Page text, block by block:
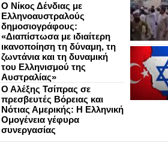
Ο Νίκος Δένδιας με
Ελληνοαυστραλούς
δημοσιογράφους:
«Διαπίστωσα με ιδιαίτερη
ικανοποίηση τη δύναμη, τη
ζωντάνια και τη δυναμική
του Ελληνισμού της
Αυστραλίας»
Ο Αλέξης Τσίπρας σε
πρεσβευτές Βόρειας και
Νότιας Αμερικής: Η Ελληνική
Ομογένεια γέφυρα
συνεργασίας